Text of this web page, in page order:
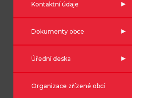
Kontaktní údaje
Dokumenty obce
Úřední deska
Organizace zřízené obcí